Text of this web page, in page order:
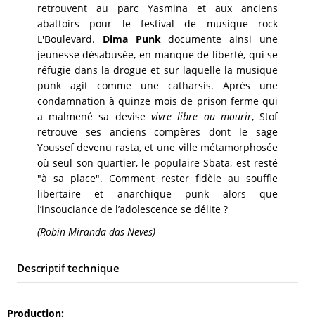
retrouvent au parc Yasmina et aux anciens
abattoirs pour le festival de musique rock
L'Boulevard. Dima Punkdocumente ainsi une
jeunesse désabusée, en manque de liberté, qui se
réfugie dans la drogue et sur laquelle la musique
punk agit comme une catharsis. Après une
condamnation à quinze mois de prison ferme qui
a malmené sa devise vivre libre ou mourir, Stof
retrouve ses anciens compères dont le sage
Youssef devenu rasta, et une ville métamorphosée
où seul son quartier, le populaire Sbata, est resté
"à sa place". Comment rester fidèle au souffle
libertaire et anarchique punk alors que
l’insouciance de l’adolescence se délite ?
(Robin Miranda das Neves)
Descriptif technique
Production